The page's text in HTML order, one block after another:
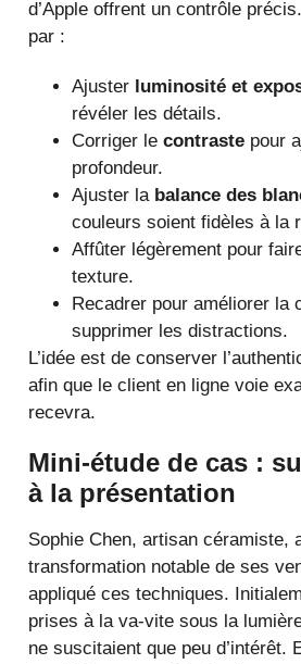
d’Apple offrent un contrôle
par :
Ajuster luminosité et
révéler les détails.
Corriger le contraste pour
profondeur.
Ajuster la balance des
couleurs soient fidèles à la
Affûter légèrement pour
texture.
Recadrer pour améliorer la
supprimer les distractions.
L’idée est de conserver
afin que le client en ligne voie
recevra.
Mini-étude de cas :
à la présentation
Sophie Chen, artisan céramiste,
transformation notable de ses
appliqué ces techniques.
prises à la va-vite sous la
ne suscitaient que peu d’intérêt.